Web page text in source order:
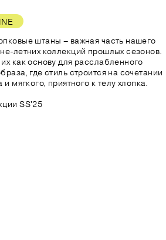
штаны – важная часть нашего
летних коллекций прошлых сезонов.
как основу для расслабленного
где стиль строится на сочетании
и мягкого, приятного к телу хлопка.
SS'25